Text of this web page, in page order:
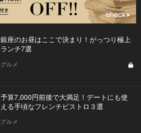
銀座のお昼はここで決まり！がっつり極上
ランチ7選
グルメ
予算7,000円前後で大満足！デートにも使
える手頃なフレンチビストロ３選
グルメ